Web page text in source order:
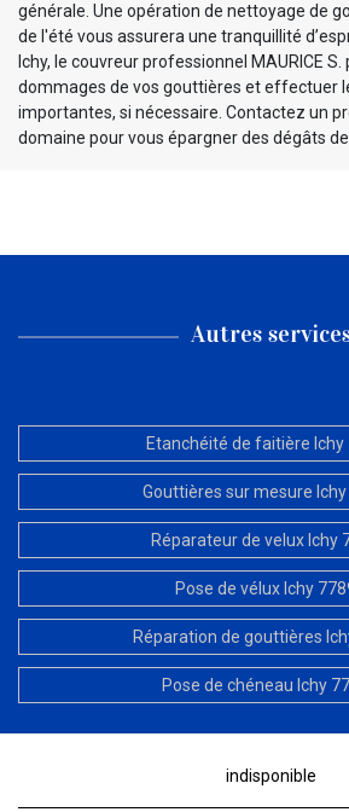
générale. Une opération de nettoyage de
de l'été vous assurera une tranquillité
Ichy, le couvreur professionnel MAURICE
dommages de vos gouttières et effectuer
importantes, si nécessaire. Contactez un
domaine pour vous épargner des dégâts
Autres
Etanchéité de faitière Ichy
Gouttières sur mesure
Réparateur de velux Ichy
Pose de vélux Ichy
Réparation de gouttières
Pose de chéneau Ichy
indisponible